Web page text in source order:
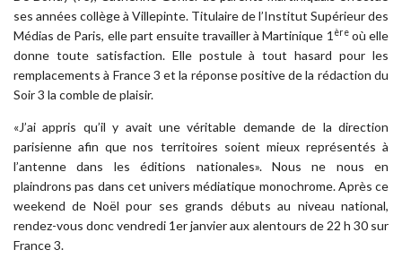
ses années collège à Villepinte. Titulaire de l’Institut Supérieur des
Médias de Paris, elle part ensuite travailler à Martinique 1èreoù elle
donne toute satisfaction. Elle postule à tout hasard pour les
remplacements à France 3 et la réponse positive de la rédaction du
Soir 3 la comble de plaisir.
«J’ai appris qu’il y avait une véritable demande de la direction
parisienne afin que nos territoires soient mieux représentés à
l’antenne dans les éditions nationales». Nous ne nous en
plaindrons pas dans cet univers médiatique monochrome. Après ce
weekend de Noël pour ses grands débuts au niveau national,
rendez-vous donc vendredi 1er janvier aux alentours de 22 h 30 sur
France 3.